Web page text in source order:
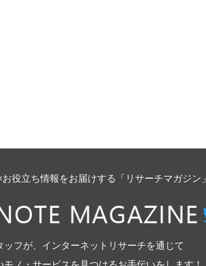
役立ち情報をお届けする「リサーチマガジン」
ッフが、インターネットリサーチを通じて